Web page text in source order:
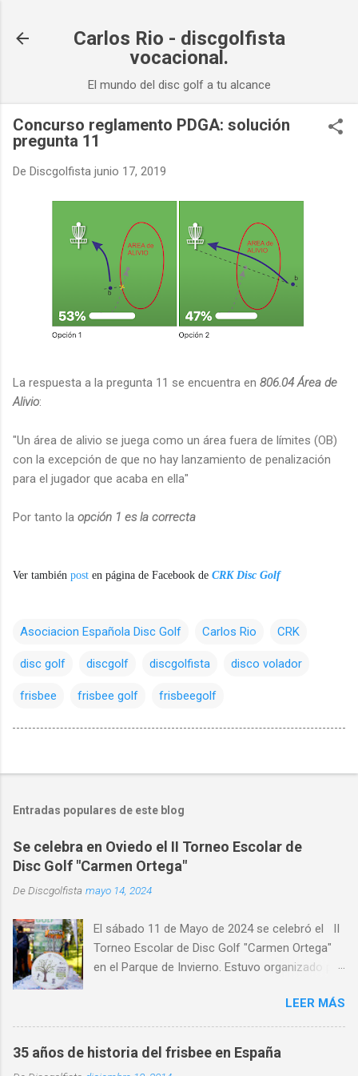
Carlos Rio - discgolfista
vocacional.
El mundo del disc golf a tu alcance
Concurso reglamento PDGA: solución
pregunta 11
De Discgolfista junio 17, 2019
La respuesta a la pregunta 11 se encuentra en 806.04 Área de
Alivio:
"Un área de alivio se juega como un área fuera de límites (OB)
con la excepción de que no hay lanzamiento de penalización
para el jugador que acaba en ella"
Por tanto la opción 1 es la correcta
Ver también post en página de Facebook de CRK Disc Golf
Asociacion Española Disc Golf Carlos Rio CRK
disc golf discgolf discgolfista disco volador
frisbee frisbee golf frisbeegolf
Entradas populares de este blog
Se celebra en Oviedo el II Torneo Escolar de
Disc Golf "Carmen Ortega"
DeDiscgolfista mayo 14, 2024
El sábado 11 de Mayo de 2024 se celebró el II
Torneo Escolar de Disc Golf "Carmen Ortega"
en el Parque de Invierno. Estuvo organizado por
de CRK Disc Golf e INNOVA Discs y con la
participación de medio centenar de alumnos de
distintos centros de educativos de Asturias,
primaria y ESO y Bachiller. Alumnado de centros
LEER MÁS
35 años de historia del frisbee en España